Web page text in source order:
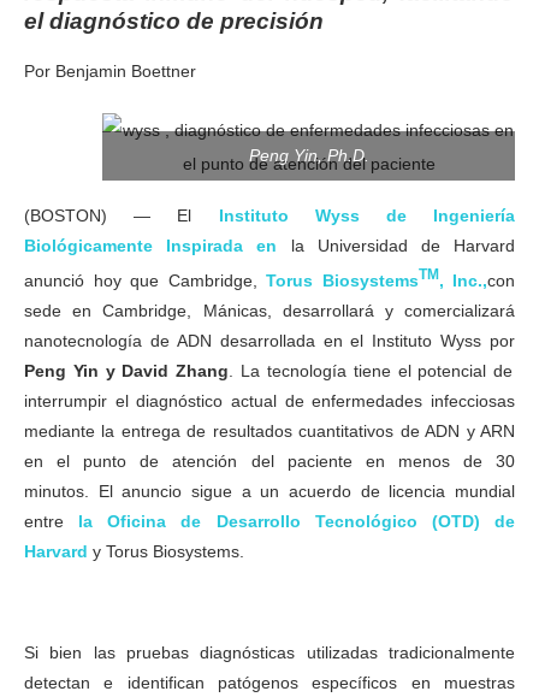
el diagnóstico de precisión
Por Benjamin Boettner
Peng Yin, Ph.D.
(BOSTON) — El Instituto Wyss de Ingeniería
Biológicamente Inspirada en la Universidad de Harvard
anunció hoy que Cambridge, Torus BiosystemsTM, Inc.,con
sede en Cambridge, Mánicas, desarrollará y comercializará
nanotecnología de ADN desarrollada en el Instituto Wyss por
Peng Yin y David Zhang . La tecnología tiene el potencial de
interrumpir el diagnóstico actual de enfermedades infecciosas
mediante la entrega de resultados cuantitativos de ADN y ARN
en el punto de atención del paciente en menos de 30
minutos. El anuncio sigue a un acuerdo de licencia mundial
entre la Oficina de Desarrollo Tecnológico (OTD) de
Harvard y Torus Biosystems.
Si bien las pruebas diagnósticas utilizadas tradicionalmente
detectan e identifican patógenos específicos en muestras